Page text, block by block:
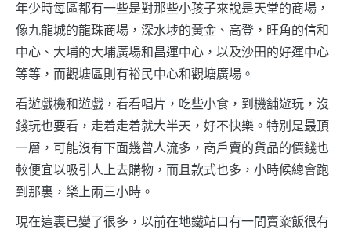
年少時每區都有一些是對那些小孩子來說是天堂的商場，
像九龍城的龍珠商場，深水埗的黃金、高登，旺角的信和
中心、大埔的大埔廣場和昌運中心，以及沙田的好運中心
等等，而觀塘區則有裕民中心和觀塘廣場。
看遊戲機和遊戲，看看唱片，吃些小食，到機舖遊玩，沒
錢玩也要看，走着走着就大半天，好不快樂。特別是最頂
一層，可能沒有下面幾曾人流多，商戶賣的貨品的價錢也
較便宜以吸引人上去購物，而且款式也多，小時候總會跑
到那裏，樂上兩三小時。
現在這裏已變了很多，以前在地鐵站口有一間賣粢飯很有